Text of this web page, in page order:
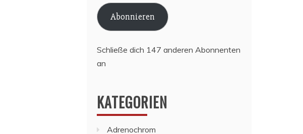
Adresse
Abonnieren
Schließe dich 147 anderen Abonnenten
an
KATEGORIEN
Adrenochrom